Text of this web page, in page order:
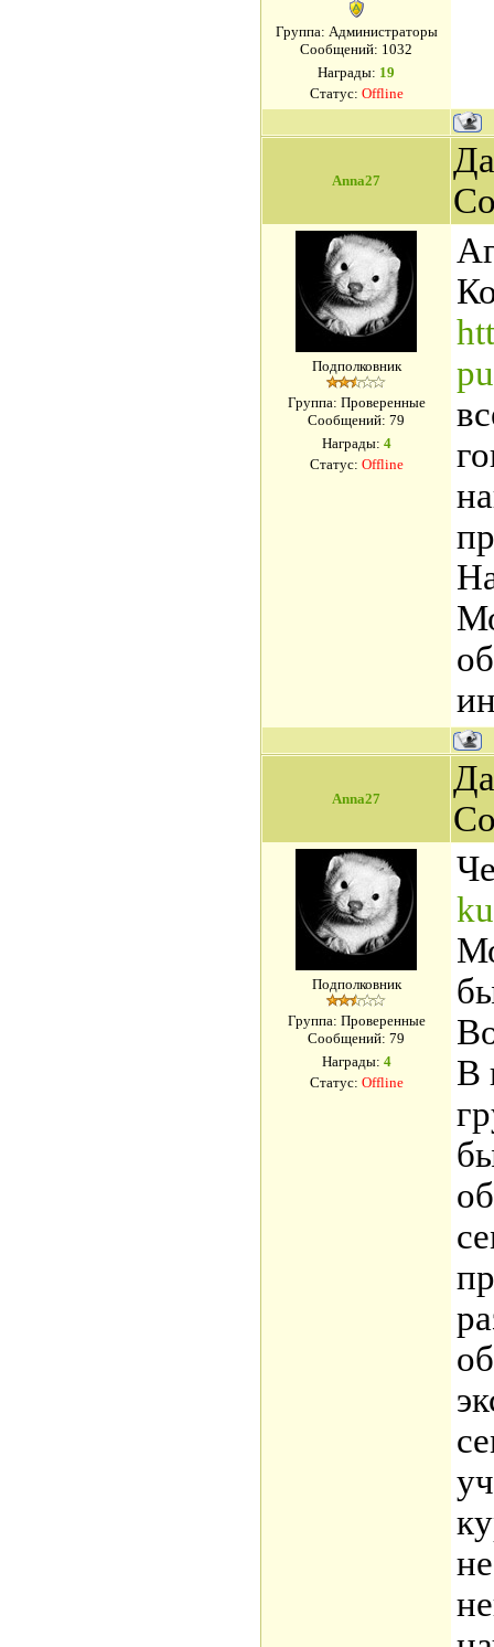
Группа: Администраторы
Сообщений: 1032
Награды: 19
Статус: Offline
Anna27
Подполковник
Группа: Проверенные
Сообщений: 79
Награды: 4
Статус: Offline
Anna27
Подполковник
Группа: Проверенные
Сообщений: 79
Награды: 4
Статус: Offline
В